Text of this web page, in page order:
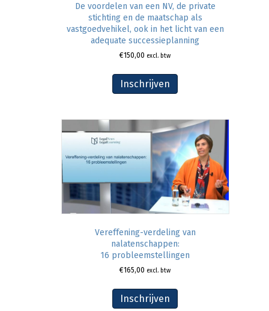
De voordelen van een NV, de private
stichting en de maatschap als
vastgoedvehikel, ook in het licht van een
adequate successieplanning
€150,00 excl. btw
Inschrijven
Vereffening-verdeling van
nalatenschappen:
16 probleemstellingen
€165,00 excl. btw
Inschrijven